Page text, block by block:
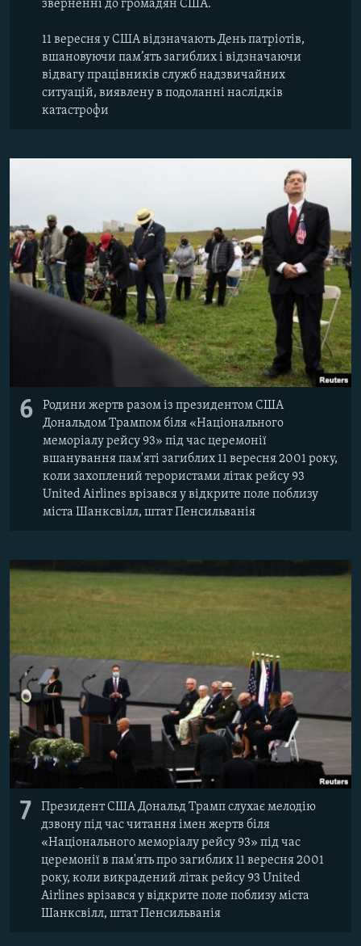
зверненні до громадян США.
11 вересня у США відзначають День патріотів,
вшановуючи пам’ять загиблих і відзначаючи
відвагу працівників служб надзвичайних
ситуацій, виявлену в подоланні наслідків
катастрофи
6
Родини жертв разом із президентом США
Дональдом Трампом біля «Національного
меморіалу рейсу 93» під час церемонії
вшанування пам'яті загиблих 11 вересня 2001 року,
коли захоплений терористами літак рейсу 93
United Airlines врізався у відкрите поле поблизу
міста Шанксвілл, штат Пенсильванія
7
Президент США Дональд Трамп слухає мелодію
дзвону під час читання імен жертв біля
«Національного меморіалу рейсу 93» під час
церемонії в пам'ять про загиблих 11 вересня 2001
року, коли викрадений літак рейсу 93 United
Airlines врізався у відкрите поле поблизу міста
Шанксвілл, штат Пенсильванія